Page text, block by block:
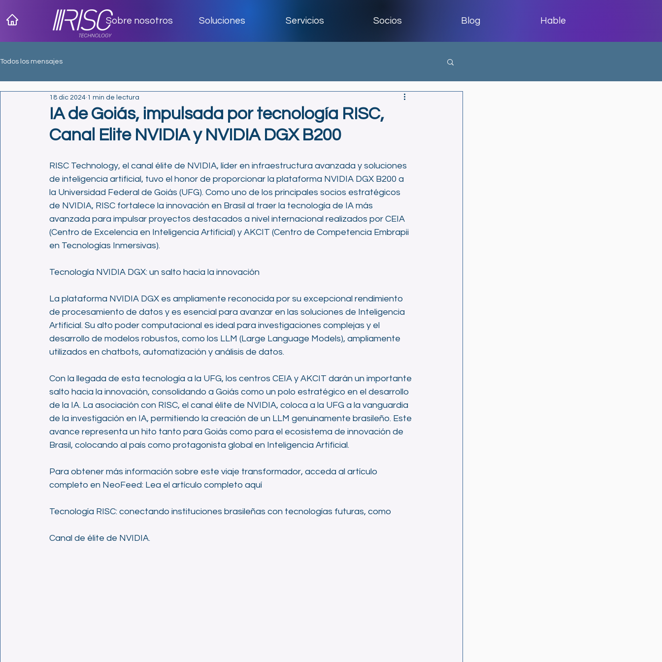
Sobre nosotros Soluciones Servicios Socios Blog Hable
Todos los mensajes
IA de Goiás, impulsada por tecnología RISC,
Canal Elite NVIDIA y NVIDIA DGX B200
18 dic 2024 1 min de lectura
RISC Technology, el canal élite de NVIDIA, líder en infraestructura avanzada y soluciones
de inteligencia artificial, tuvo el honor de proporcionar la plataforma NVIDIA DGX B200 a
la Universidad Federal de Goiás (UFG). Como uno de los principales socios estratégicos
de NVIDIA, RISC fortalece la innovación en Brasil al traer la tecnología de IA más
avanzada para impulsar proyectos destacados a nivel internacional realizados por CEIA
(Centro de Excelencia en Inteligencia Artificial) y AKCIT (Centro de Competencia Embrapii
en Tecnologías Inmersivas).
Tecnología NVIDIA DGX: un salto hacia la innovación
La plataforma NVIDIA DGX es ampliamente reconocida por su excepcional rendimiento
de procesamiento de datos y es esencial para avanzar en las soluciones de Inteligencia
Artificial. Su alto poder computacional es ideal para investigaciones complejas y el
desarrollo de modelos robustos, como los LLM (Large Language Models), ampliamente
utilizados en chatbots, automatización y análisis de datos.
Con la llegada de esta tecnología a la UFG, los centros CEIA y AKCIT darán un importante
salto hacia la innovación, consolidando a Goiás como un polo estratégico en el desarrollo
de la IA. La asociación con RISC, el canal élite de NVIDIA, coloca a la UFG a la vanguardia
de la investigación en IA, permitiendo la creación de un LLM genuinamente brasileño. Este
avance representa un hito tanto para Goiás como para el ecosistema de innovación de
Brasil, colocando al país como protagonista global en Inteligencia Artificial.
Para obtener más información sobre este viaje transformador, acceda al artículo
completo en NeoFeed: Lea el artículo completo aquí
Tecnología RISC: conectando instituciones brasileñas con tecnologías futuras, como
Canal de élite de NVIDIA.